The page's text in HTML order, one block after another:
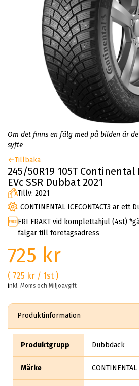
Om det finns en fälg med på bilden är
syfte
Tillbaka
245/50R19 105T Continental
EVc SSR Dubbat 2021
Tillv: 2021
CONTINENTAL ICECONTACT3 är ett
FRI FRAKT vid komplettahjul (4st)
fälgar till företagsadress
725 kr
( 725 kr / 1st )
inkl. Moms och Miljöavgift
Produktinformation
Produktgrupp Dubbdäck
Märke CONTINENTAL